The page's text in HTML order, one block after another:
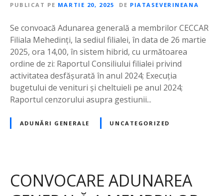
PUBLICAT PE MARTIE 20, 2025 DE PIATASEVERINEANA
Se convoacă Adunarea generală a membrilor CECCAR
Filiala Mehedinți, la sediul filialei, în data de 26 martie
2025, ora 14,00, în sistem hibrid, cu următoarea
ordine de zi: Raportul Consiliului filialei privind
activitatea desfăşurată în anul 2024; Execuția
bugetului de venituri şi cheltuieli pe anul 2024;
Raportul cenzorului asupra gestiunii...
ADUNĂRI GENERALE UNCATEGORIZED
CONVOCARE ADUNAREA